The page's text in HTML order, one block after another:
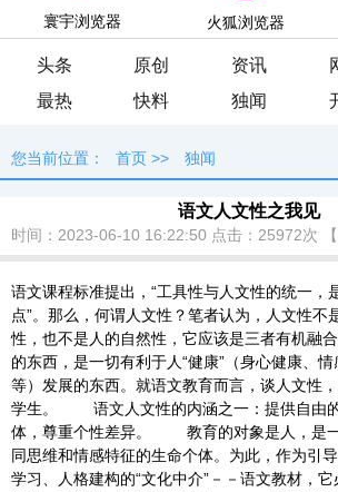
寰宇浏览器 火狐浏览器
头条 原创 资讯
最热
快料 独闻
您当前位置： 首页 >> 独闻
语文人文性之我见
时间：2023-06-10 16:22:50 点击： 25972次
语文课程标准提出，“工具性与人文性的统一，
点”。那么，何谓人文性？笔者认为，人文性不
性，也不是人的自然性，它应该是三者有机融
的东西，是一切有利于人“健康”（身心健康、
等）发展的东西。就语文教育而言，谈人文性
学生。 语文人文性的内涵之一：提供自由
体，尊重个性差异。 教育的对象是人，是一
同思维和情感特征的生命个体。为此，作为引
学习、人格建构的“文化中介”－－语文教材，